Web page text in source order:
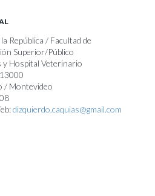
República / Facultad de
Superior/Público
y Hospital Veterinario
/ Montevideo
dizquierdo.caquias@gmail.com